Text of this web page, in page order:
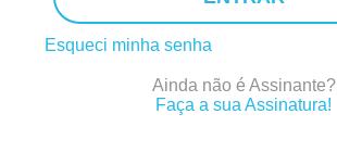
Esqueci minha senha
Ainda não é Assinante?
Faça a sua Assinatura!